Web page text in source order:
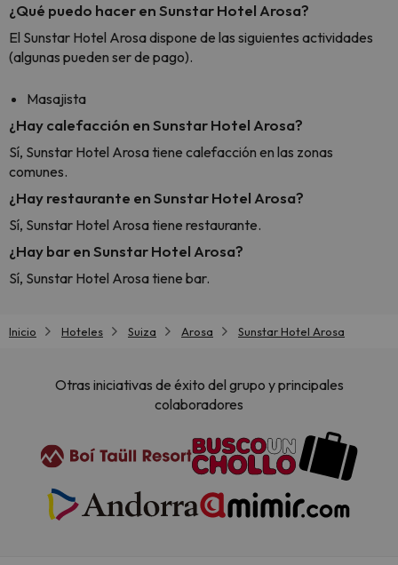
¿Qué puedo hacer en Sunstar Hotel Arosa?
El Sunstar Hotel Arosa dispone de las siguientes actividades
(algunas pueden ser de pago).
Masajista
¿Hay calefacción en Sunstar Hotel Arosa?
Sí, Sunstar Hotel Arosa tiene calefacción en las zonas
comunes.
¿Hay restaurante en Sunstar Hotel Arosa?
Sí, Sunstar Hotel Arosa tiene restaurante.
¿Hay bar en Sunstar Hotel Arosa?
Sí, Sunstar Hotel Arosa tiene bar.
Inicio Hoteles Suiza Arosa Sunstar Hotel Arosa
Otras iniciativas de éxito del grupo y principales
colaboradores